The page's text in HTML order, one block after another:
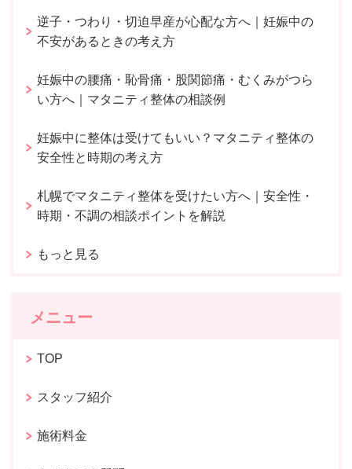
逆子・つわり・切迫早産が心配な方へ｜妊娠中の
不安があるときの考え方
妊娠中の腰痛・恥骨痛・股関節痛・むくみがつら
い方へ｜マタニティ整体の相談例
妊娠中に整体は受けてもいい？マタニティ整体の
安全性と時期の考え方
札幌でマタニティ整体を受けたい方へ｜安全性・
時期・不調の相談ポイントを解説
もっと見る
メニュー
TOP
スタッフ紹介
施術料金